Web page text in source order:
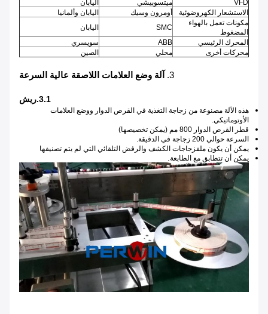
VFD
ميتسوبيشي
اليابان
الاستشعار الكهروضوئية
أومرون وسيك
اليابان وألمانيا
مكونات تعمل بالهواء
المضغوط
SMC
اليابان
المحرك الرئيسي
ABB
سويسري
محركات أخرى
محلي الصين
3. آلة وضع العلامات اللاصقة عالية السرعة
3.1.ريش
هذه الآلة مصنوعة من زجاجة التغذية في القرص الدوار ووضع العلامات
الأوتوماتيكي.
قطر القرص الدوار 800 مم (يمكن تخصيصها)
السرعة حوالي 200 زجاجة في الدقيقة.
يمكن أن يكون ملفزجاجات الكشف والرفض التلقائي التي لم يتم تصنيفها
يمكن أن تتطابق مع الطابعة.